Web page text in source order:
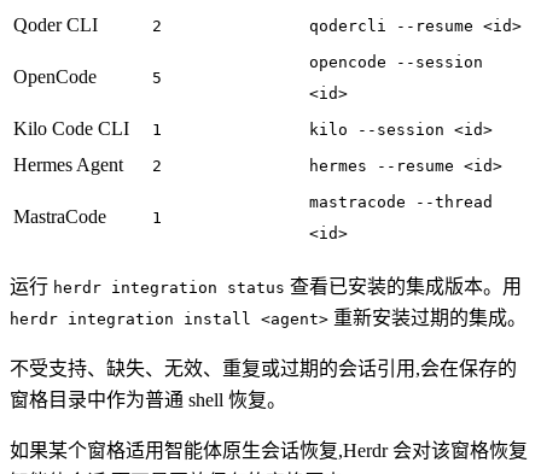
Qoder CLI 2 qodercli --resume <id>
OpenCode 5
opencode --session
<id>
Kilo Code CLI 1 kilo --session <id>
Hermes Agent 2 hermes --resume <id>
MastraCode 1
mastracode --thread
<id>
运行 herdr integration status 查看已安装的集成版本。用
herdr integration install <agent> 重新安装过期的集成。
不受支持、缺失、无效、重复或过期的会话引用,会在保存的
窗格目录中作为普通 shell 恢复。
如果某个窗格适用智能体原生会话恢复,Herdr 会对该窗格恢复